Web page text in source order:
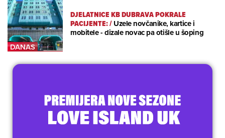
DJELATNICE KB DUBRAVA POKRALE
PACIJENTE:/Uzele novčanike, kartice i
mobitele - dizale novac pa otišle u šoping